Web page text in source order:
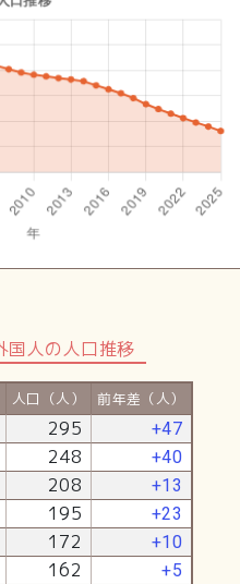
人の人口推移
人口（人） 前年差（人）
295 +47
248 +40
208 +13
195 +23
172 +10
162 +5